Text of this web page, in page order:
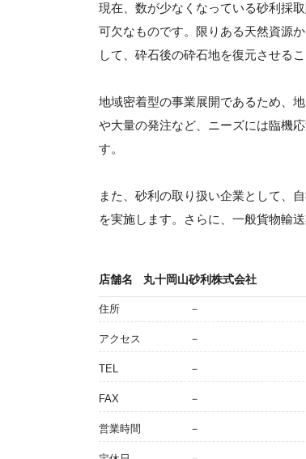
現在、数が少なくなっている砂利採
可欠なものです。限りある天然資源
して、砕石後の砕石地を復元させる
地域密着型の事業展開であるため、
や大量の発注など、ニーズには臨機
す。
また、砂利の取り扱い企業として、
を実施します。さらに、一般貨物輸
店舗名 丸十岡山砂利株式会社
住所 －
アクセス －
TEL －
FAX －
営業時間 －